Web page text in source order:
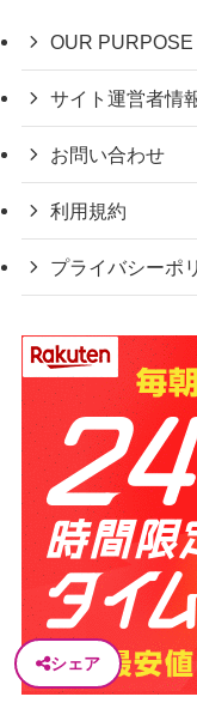
シェア
OUR
サイト運営者情
お問い合わせ
利用規約
プライバシーポ